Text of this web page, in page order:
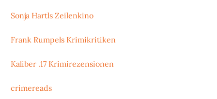
Sonja Hartls Zeilenkino
Frank Rumpels Krimikritiken
Kaliber .17 Krimirezensionen
crimereads